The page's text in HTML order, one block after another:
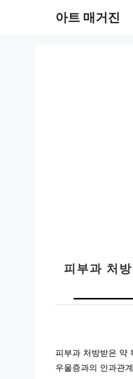
아트 매거진
피부과 처
피부과 처방받은 약
우울증과의 인과관